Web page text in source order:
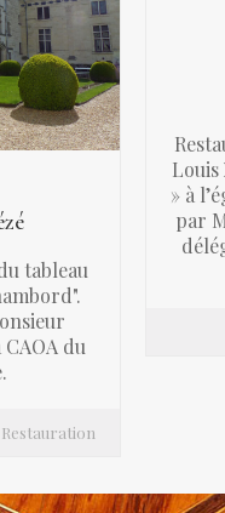
tableau
du
Restauration
» à
par